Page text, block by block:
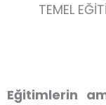
TEMEL
Eğitimlerin